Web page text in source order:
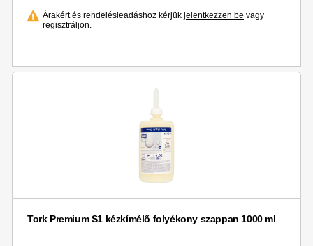
Árakért és rendelésleadáshoz kérjük jelentkezzen be vagy
regisztráljon.
Tork Premium S1 kézkímélő folyékony szappan 1000 ml